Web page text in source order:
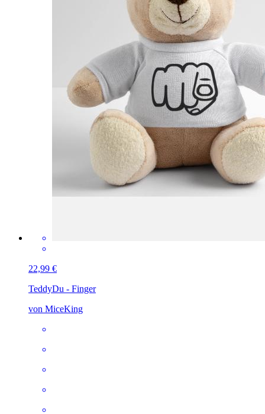
22,99 €
TeddyDu - Finger
von MiceKing